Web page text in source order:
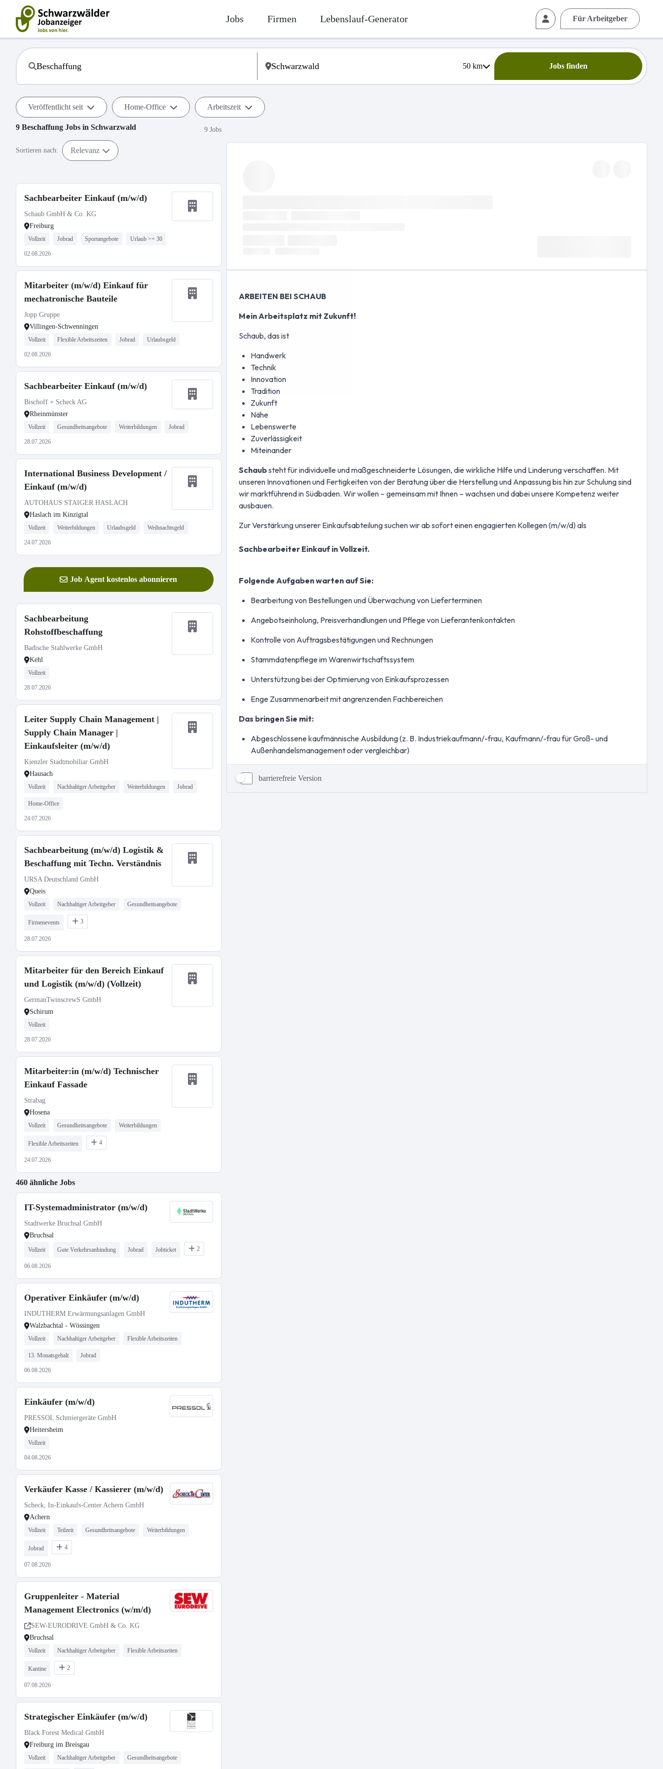
Jobs Firmen Lebenslauf-Generator Für Arbeitgeber
50km Jobs finden
Veröffentlicht seit Home-Office Arbeitszeit
9 Beschaffung Jobs in Schwarzwald 9 Jobs
Sortieren nach: Relevanz
Sachbearbeiter Einkauf (m/w/d)
Schaub GmbH & Co. KG
Freiburg
Vollzeit Jobrad Sportangebote Urlaub >= 30
02.08.2026
Mitarbeiter (m/w/d) Einkauf für
mechatronische Bauteile
Jopp Gruppe
Villingen-Schwenningen
Vollzeit Flexible Arbeitszeiten Jobrad Urlaubsgeld
02.08.2026
Sachbearbeiter Einkauf (m/w/d)
Bischoff + Scheck AG
Rheinmünster
Vollzeit Gesundheitsangebote Weiterbildungen Jobrad
28.07.2026
International Business Development /
Einkauf (m/w/d)
AUTOHAUS STAIGER HASLACH
Haslach im Kinzigtal
Vollzeit Weiterbildungen Urlaubsgeld Weihnachtsgeld
24.07.2026
Job Agent kostenlos abonnieren
Sachbearbeitung
Rohstoffbeschaffung
Badische Stahlwerke GmbH
Kehl
Vollzeit
28.07.2026
Leiter Supply Chain Management |
Supply Chain Manager |
Einkaufsleiter (m/w/d)
Kienzler Stadtmobiliar GmbH
Hausach
Vollzeit Nachhaltiger Arbeitgeber Weiterbildungen Jobrad
Home-Office
24.07.2026
Sachbearbeitung (m/w/d) Logistik &
Beschaffung mit Techn. Verständnis
URSA Deutschland GmbH
Queis
Vollzeit Nachhaltiger Arbeitgeber Gesundheitsangebote
Firmenevents 3
28.07.2026
Mitarbeiter für den Bereich Einkauf
und Logistik (m/w/d) (Vollzeit)
GermanTwinscrewS GmbH
Schirum
Vollzeit
28.07.2026
Mitarbeiter:in (m/w/d) Technischer
Einkauf Fassade
Strabag
Hosena
Vollzeit Gesundheitsangebote Weiterbildungen
Flexible Arbeitszeiten 4
24.07.2026
460 ähnliche Jobs
IT-Systemadministrator (m/w/d)
Stadtwerke Bruchsal GmbH
Bruchsal
Vollzeit Gute Verkehrsanbindung Jobrad Jobticket 2
06.08.2026
Operativer Einkäufer (m/w/d)
INDUTHERM Erwärmungsanlagen GmbH
Walzbachtal - Wössingen
Vollzeit Nachhaltiger Arbeitgeber Flexible Arbeitszeiten
13. Monatsgehalt Jobrad
06.08.2026
Einkäufer (m/w/d)
PRESSOL Schmiergeräte GmbH
Heitersheim
Vollzeit
04.08.2026
Verkäufer Kasse / Kassierer (m/w/d)
Scheck, In-Einkaufs-Center Achern GmbH
Achern
Vollzeit Teilzeit Gesundheitsangebote Weiterbildungen
Jobrad 4
07.08.2026
Gruppenleiter - Material
Management Electronics (w/m/d)
SEW-EURODRIVE GmbH & Co. KG
Bruchsal
Vollzeit Nachhaltiger Arbeitgeber Flexible Arbeitszeiten
Kantine 2
07.08.2026
Strategischer Einkäufer (m/w/d)
Black Forest Medical GmbH
Freiburg im Breisgau
Vollzeit Nachhaltiger Arbeitgeber Gesundheitsangebote
barrierefreie Version